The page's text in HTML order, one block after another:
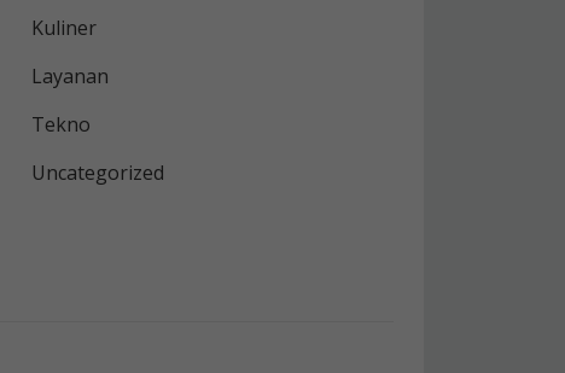
Kuliner
Layanan
Tekno
Uncategorized